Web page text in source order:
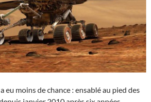
eu moins de chance : ensablé au pied des